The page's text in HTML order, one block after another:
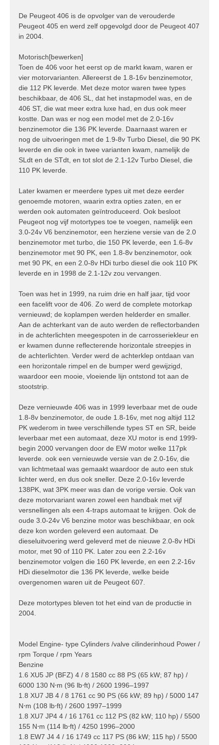
De Peugeot 406 is de opvolger van de verouderde
Peugeot 405 en werd zelf opgevolgd door de Peugeot 407
in 2004.
Motorisch[bewerken]
Toen de 406 voor het eerst op de markt kwam, waren er
vier motorvarianten. Allereerst de 1.8-16v benzinemotor,
die 112 PK leverde. Met deze motor waren twee types
beschikbaar, de 406 SL, dat het instapmodel was, en de
406 ST, die wat meer extra luxe had, en dus ook meer
kostte. Dan was er nog een model met de 2.0-16v
benzinemotor die 136 PK leverde. Daarnaast waren er
nog de uitvoeringen met de 1.9-8v Turbo Diesel, die 90 PK
leverde en die ook in twee varianten kwam, namelijk de
SLdt en de STdt, en tot slot de 2.1-12v Turbo Diesel, die
110 PK leverde.
Later kwamen er meerdere types uit met deze eerder
genoemde motoren, waarin extra opties zaten, en er
werden ook automaten geïntroduceerd. Ook besloot
Peugeot nog vijf motortypes toe te voegen, namelijk een
3.0-24v V6 benzinemotor, een herziene versie van de 2.0
benzinemotor met turbo, die 150 PK leverde, een 1.6-8v
benzinemotor met 90 PK, een 1.8-8v benzinemotor, ook
met 90 PK, en een 2.0-8v HDi turbo diesel die ook 110 PK
leverde en in 1998 de 2.1-12v zou vervangen.
Toen was het in 1999, na ruim drie en half jaar, tijd voor
een facelift voor de 406. Zo werd de complete motorkap
vernieuwd; de koplampen werden helderder en smaller.
Aan de achterkant van de auto werden de reflectorbanden
in de achterlichten meegespoten in de carrosseriekleur en
er kwamen dunne reflecterende horizontale streepjes in
de achterlichten. Verder werd de achterklep ontdaan van
een horizontale rimpel en de bumper werd gewijzigd,
waardoor een mooie, vloeiende lijn ontstond tot aan de
stootstrip.
Deze vernieuwde 406 was in 1999 leverbaar met de oude
1.8-8v benzinemotor, de oude 1.8-16v, met nog altijd 112
PK wederom in twee verschillende types ST en SR, beide
leverbaar met een automaat, deze XU motor is end 1999-
begin 2000 vervangen door de EW motor welke 117pk
leverde. ook een vernieuwde versie van de 2.0-16v, die
van lichtmetaal was gemaakt waardoor de auto een stuk
lichter werd, en dus ook sneller. Deze 2.0-16v leverde
138PK, wat 3PK meer was dan de vorige versie. Ook van
deze motorvariant waren zowel een handbak met vijf
versnellingen als een 4-traps automaat te krijgen. Ook de
oude 3.0-24v V6 benzine motor was beschikbaar, en ook
deze kon worden geleverd een automaat. De
dieseluitvoering werd geleverd met de nieuwe 2.0-8v HDi
motor, met 90 of 110 PK. Later zou een 2.2-16v
benzinemotor volgen die 160 PK leverde, en een 2.2-16v
HDi dieselmotor die 136 PK leverde, welke beide
overgenomen waren uit de Peugeot 607.
Deze motortypes bleven tot het eind van de productie in
2004.
Model Engine- type Cylinders /valve cilinderinhoud Power /
rpm Torque / rpm Years
Benzine
1.6 XU5 JP (BFZ) 4 / 8 1580 cc 88 PS (65 kW; 87 hp) /
6000 130 N⋅m (96 lb⋅ft) / 2600 1996–1997
1.8 XU7 JB 4 / 8 1761 cc 90 PS (66 kW; 89 hp) / 5000 147
N⋅m (108 lb⋅ft) / 2600 1997–1999
1.8 XU7 JP4 4 / 16 1761 cc 112 PS (82 kW; 110 hp) / 5500
155 N⋅m (114 lb⋅ft) / 4250 1996–2000
1.8 EW7 J4 4 / 16 1749 cc 117 PS (86 kW; 115 hp) / 5500